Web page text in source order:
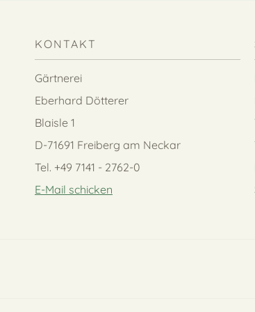
KONTAKT
Gärtnerei
Eberhard Dötterer
Blaisle 1
D-71691 Freiberg am Neckar
Tel. +49 7141 - 2762-0
E-Mail schicken